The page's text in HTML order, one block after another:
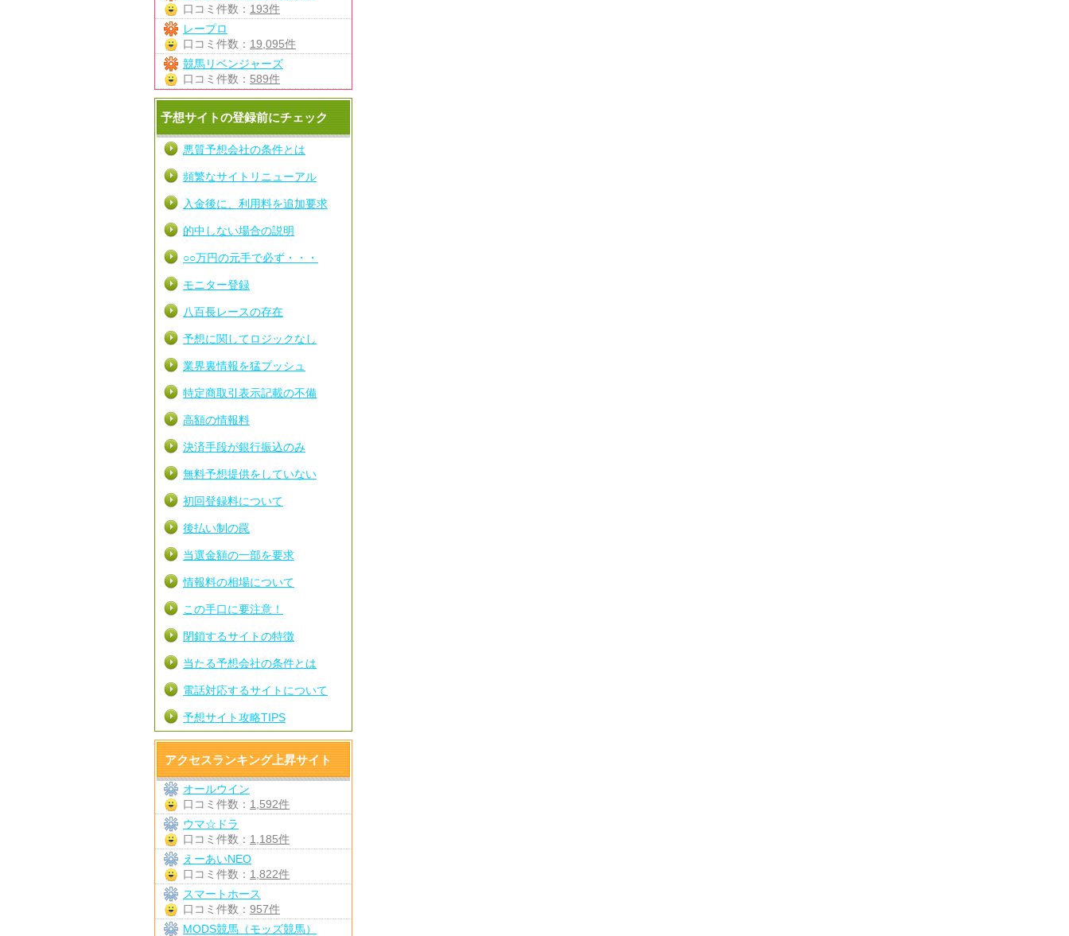
口コミ件数： 193件
レープロ
口コミ件数： 19,095件
競馬リベンジャーズ
口コミ件数： 589件
予想サイトの登録前にチェック
悪質予想会社の条件とは
頻繁なサイトリニューアル
入金後に、利用料を追加要求
的中しない場合の説明
○○万円の元手で必ず・・・
モニター登録
八百長レースの存在
予想に関してロジックなし
業界裏情報を猛プッシュ
特定商取引表示記載の不備
高額の情報料
決済手段が銀行振込のみ
無料予想提供をしていない
初回登録料について
後払い制の罠
当選金額の一部を要求
情報料の相場について
この手口に要注意！
閉鎖するサイトの特徴
当たる予想会社の条件とは
電話対応するサイトについて
予想サイト攻略TIPS
アクセスランキング上昇サイト
オールウイン
口コミ件数： 1,592件
ウマ☆ドラ
口コミ件数： 1,185件
えーあいNEO
口コミ件数： 1,822件
スマートホース
口コミ件数： 957件
MODS競馬（モッズ競馬）